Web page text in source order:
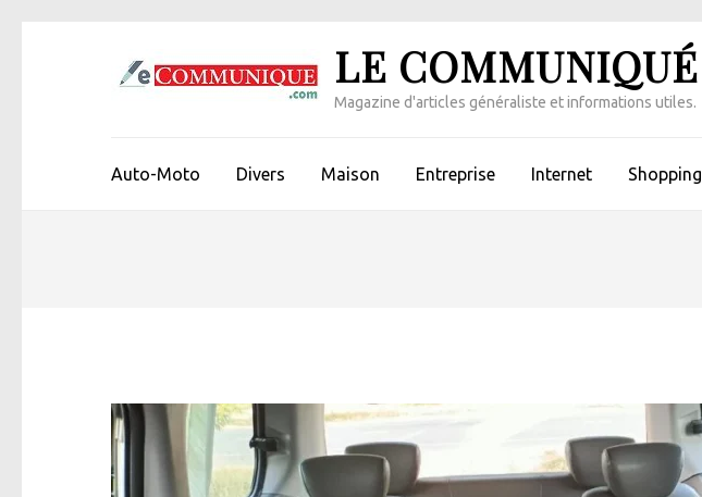
LE COMMUNIQUÉ
Magazine d'articles généraliste et informations utiles.
Auto-Moto Divers Maison Entreprise Internet Shopping